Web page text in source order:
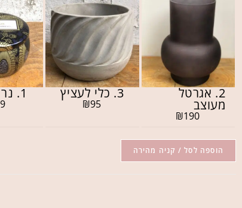
2. אגרטל
מעוצב
₪190
3. כלי לעציץ
₪95
1. נר יוקרתי
הוספה לסל / קניה מהירה